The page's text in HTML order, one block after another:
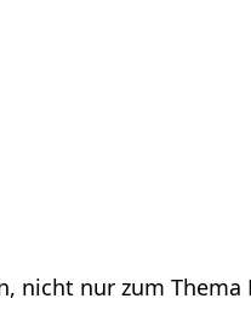
nicht nur zum Thema